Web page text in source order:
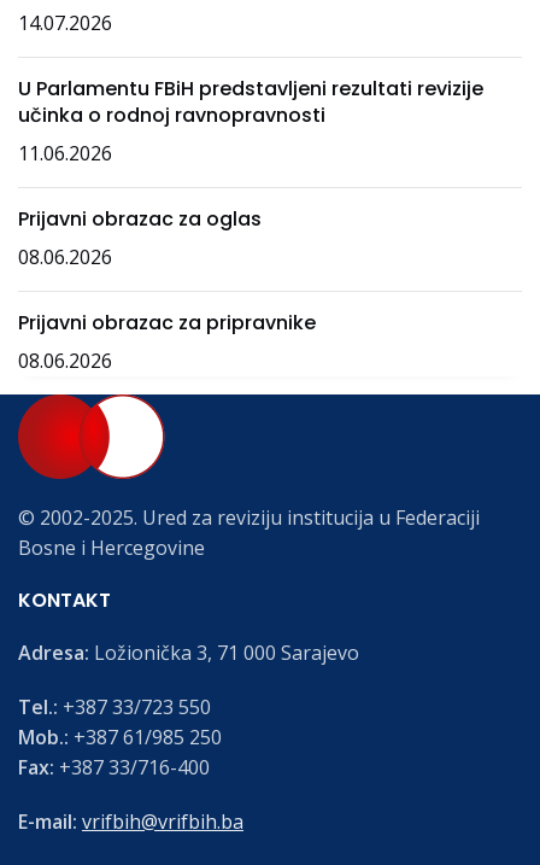
14.07.2026
U Parlamentu FBiH predstavljeni rezultati revizije
učinka o rodnoj ravnopravnosti
11.06.2026
Prijavni obrazac za oglas
08.06.2026
Prijavni obrazac za pripravnike
08.06.2026
© 2002-2025. Ured za reviziju institucija u Federaciji
Bosne i Hercegovine
KONTAKT
Adresa: Ložionička 3, 71 000 Sarajevo
Tel.: +387 33/723 550
Mob.: +387 61/985 250
Fax: +387 33/716-400
E-mail: vrifbih@vrifbih.ba